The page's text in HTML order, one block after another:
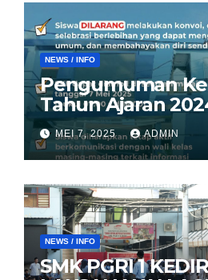
NEWS / INFO
Pengumuman
Tahun Ajaran
MEI 7, 2025 ADMIN
NEWS / INFO
SMK PGRI 1